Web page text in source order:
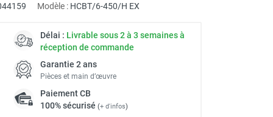
Modèle : HCBT/6-450/H EX
Délai : Livrable sous 2 à 3 semaines à
réception de commande
Garantie 2 ans
Pièces et main d’œuvre
PaiementCB
100% sécurisé (+ d'infos)